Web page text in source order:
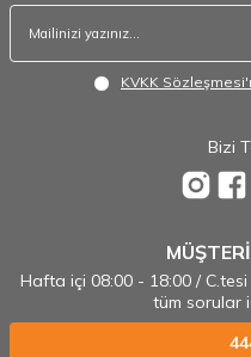
KVKK
Bizi
Hafta içi 08:00 - 18:00 /
tüm sorular